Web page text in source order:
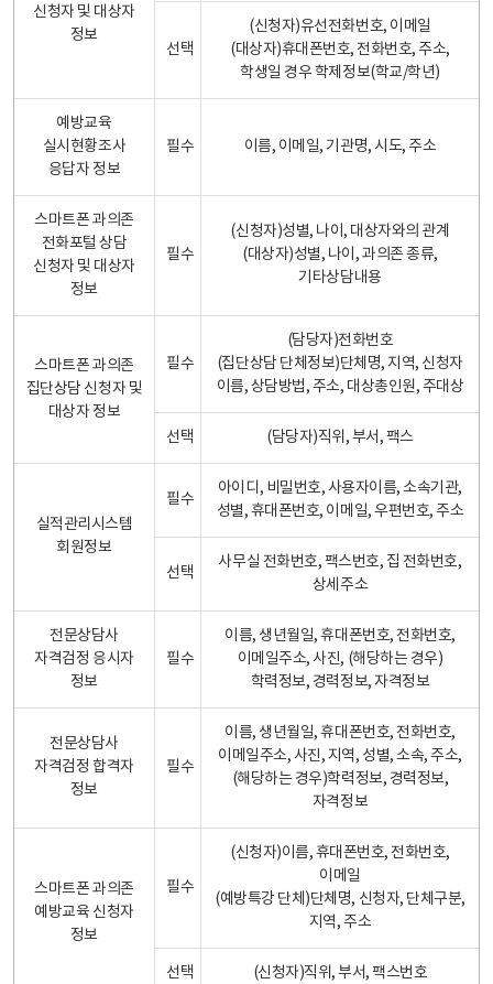
신청자 및 대상자
정보
선택
(신청자)유선전화번호, 이메일
(대상자)휴대폰번호, 전화번호, 주소,
학생일 경우 학제정보(학교/학년)
예방교육
실시현황조사
응답자 정보
필수 이름, 이메일, 기관명, 시도, 주소
스마트폰 과의존
전화포털 상담
신청자 및 대상자
정보
필수
(신청자)성별, 나이, 대상자와의 관계
(대상자)성별, 나이, 과의존 종류,
기타상담내용
스마트폰 과의존
집단상담 신청자 및
대상자 정보
필수
(담당자)전화번호
(집단상담 단체정보)단체명, 지역, 신청자
이름, 상담방법, 주소, 대상총인원, 주대상
선택 (담당자)직위, 부서, 팩스
실적관리시스템
회원정보
필수
아이디, 비밀번호, 사용자이름, 소속기관,
성별, 휴대폰번호, 이메일, 우편번호, 주소
선택
사무실 전화번호, 팩스번호, 집 전화번호,
상세주소
전문상담사
자격검정 응시자
정보
필수
이름, 생년월일, 휴대폰번호, 전화번호,
이메일주소, 사진, (해당하는 경우)
학력정보, 경력정보, 자격정보
전문상담사
자격검정 합격자
정보
필수
이름, 생년월일, 휴대폰번호, 전화번호,
이메일주소, 사진, 지역, 성별, 소속, 주소,
(해당하는 경우)학력정보, 경력정보,
자격정보
스마트폰 과의존
예방교육 신청자
정보
필수
(신청자)이름, 휴대폰번호, 전화번호,
이메일
(예방특강 단체)단체명, 신청자, 단체구분,
지역, 주소
선택 (신청자)직위, 부서, 팩스번호